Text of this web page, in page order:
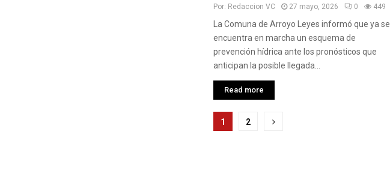
Por: Redaccion VC 27 mayo, 2026 0 449
La Comuna de Arroyo Leyes informó que ya se
encuentra en marcha un esquema de
prevención hídrica ante los pronósticos que
anticipan la posible llegada...
Read more
Paginación
1 2